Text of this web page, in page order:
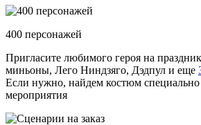
400 персонажей
Пригласите любимого героя на
миньоны, Лего Ниндзяго, Дэдпул и еще
Если нужно, найдем костюм специально
мероприятия